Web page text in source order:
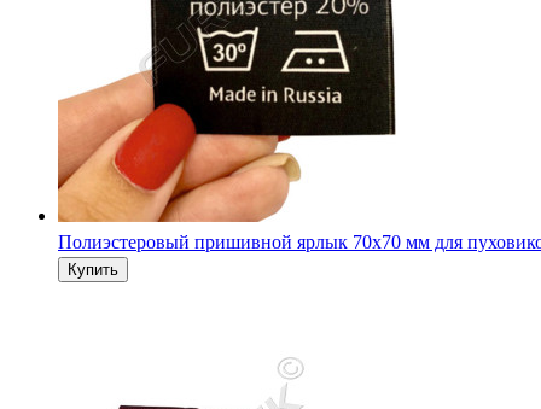
Полиэстеровый пришивной ярлык 70х70 мм для